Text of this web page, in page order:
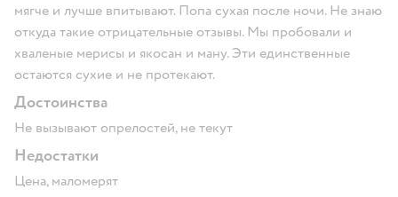
мягче и лучше впитывают. Попа сухая после ночи. Не знаю
откуда такие отрицательные отзывы. Мы пробовали и
хваленые мерисы и якосан и ману. Эти единственные
остаются сухие и не протекают.
Достоинства
Не вызывают опрелостей, не текут
Недостатки
Цена, маломерят